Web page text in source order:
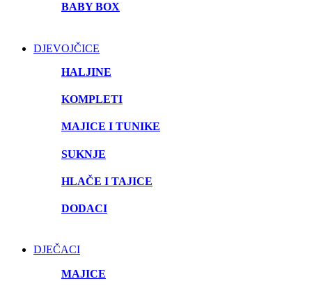
BABY BOX
DJEVOJČICE
HALJINE
KOMPLETI
MAJICE I TUNIKE
SUKNJE
HLAČE I TAJICE
DODACI
DJEČACI
MAJICE